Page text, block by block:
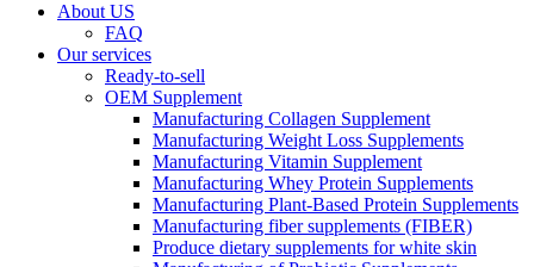
About US
FAQ
Our services
Ready-to-sell
OEM Supplement
Manufacturing Collagen Supplement
Manufacturing Weight Loss Supplements
Manufacturing Vitamin Supplement
Manufacturing Whey Protein Supplements
Manufacturing Plant-Based Protein Supplements
Manufacturing fiber supplements (FIBER)
Produce dietary supplements for white skin